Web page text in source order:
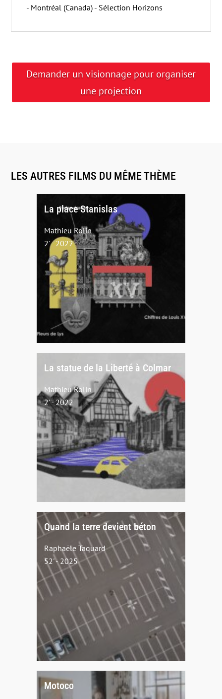
- Montréal (Canada) - Sélection Horizons
Demander un visionnage pour organiser
une projection
LES AUTRES FILMS DU MÊME THÈME
La place Stanislas
Mathieu Rolin
2' - 2022
La statue de la Liberté à Colmar
Mathieu Rolin
2' - 2022
Quand la terre devient béton
Raphaële Taquard
52' - 2025
Motoco